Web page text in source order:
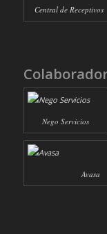
Central de Receptivos
Nego Servicios
Avasa